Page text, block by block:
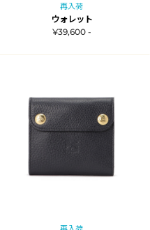
再入荷
ウォレット
¥39,600 -